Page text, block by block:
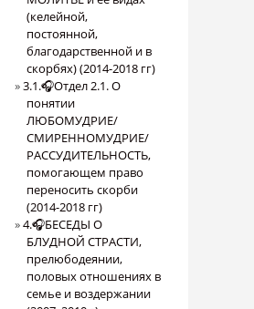
(келейной,
постоянной,
благодарственной и в
скорбях) (2014-2018 гг)
3.1.🎧Отдел 2.1. О
понятии
ЛЮБОМУДРИЕ/
СМИРЕННОМУДРИЕ/
РАССУДИТЕЛЬНОСТЬ,
помогающем право
переносить скорби
(2014-2018 гг)
4.🎧БЕСЕДЫ О
БЛУДНОЙ СТРАСТИ,
прелюбодеянии,
половых отношениях в
семье и воздержании